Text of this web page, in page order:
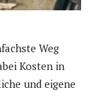
Weg
Kosten in
und eigene